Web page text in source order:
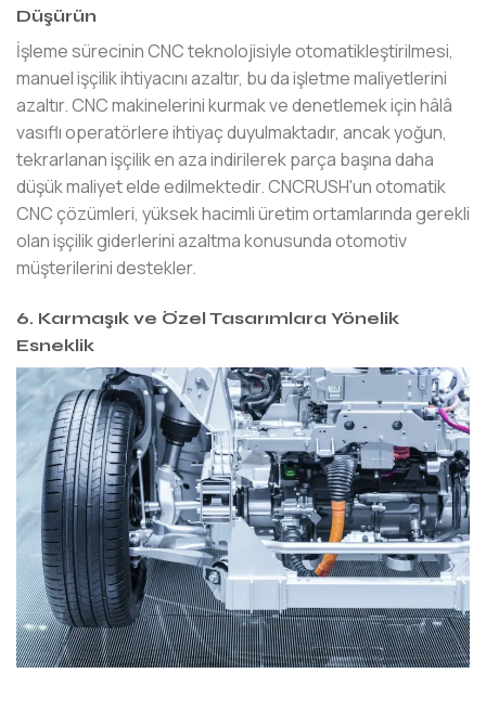
Düşürün
İşleme sürecinin CNC teknolojisiyle otomatikleştirilmesi,
manuel işçilik ihtiyacını azaltır, bu da işletme maliyetlerini
azaltır. CNC makinelerini kurmak ve denetlemek için hâlâ
vasıflı operatörlere ihtiyaç duyulmaktadır, ancak yoğun,
tekrarlanan işçilik en aza indirilerek parça başına daha
düşük maliyet elde edilmektedir. CNCRUSH'un otomatik
CNC çözümleri, yüksek hacimli üretim ortamlarında gerekli
olan işçilik giderlerini azaltma konusunda otomotiv
müşterilerini destekler.
6. Karmaşık ve Özel Tasarımlara Yönelik
Esneklik